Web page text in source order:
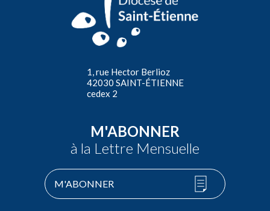
1, rue Hector Berlioz
42030 SAINT-ÉTIENNE
cedex 2
M'ABONNER
à la Lettre Mensuelle
M'ABONNER